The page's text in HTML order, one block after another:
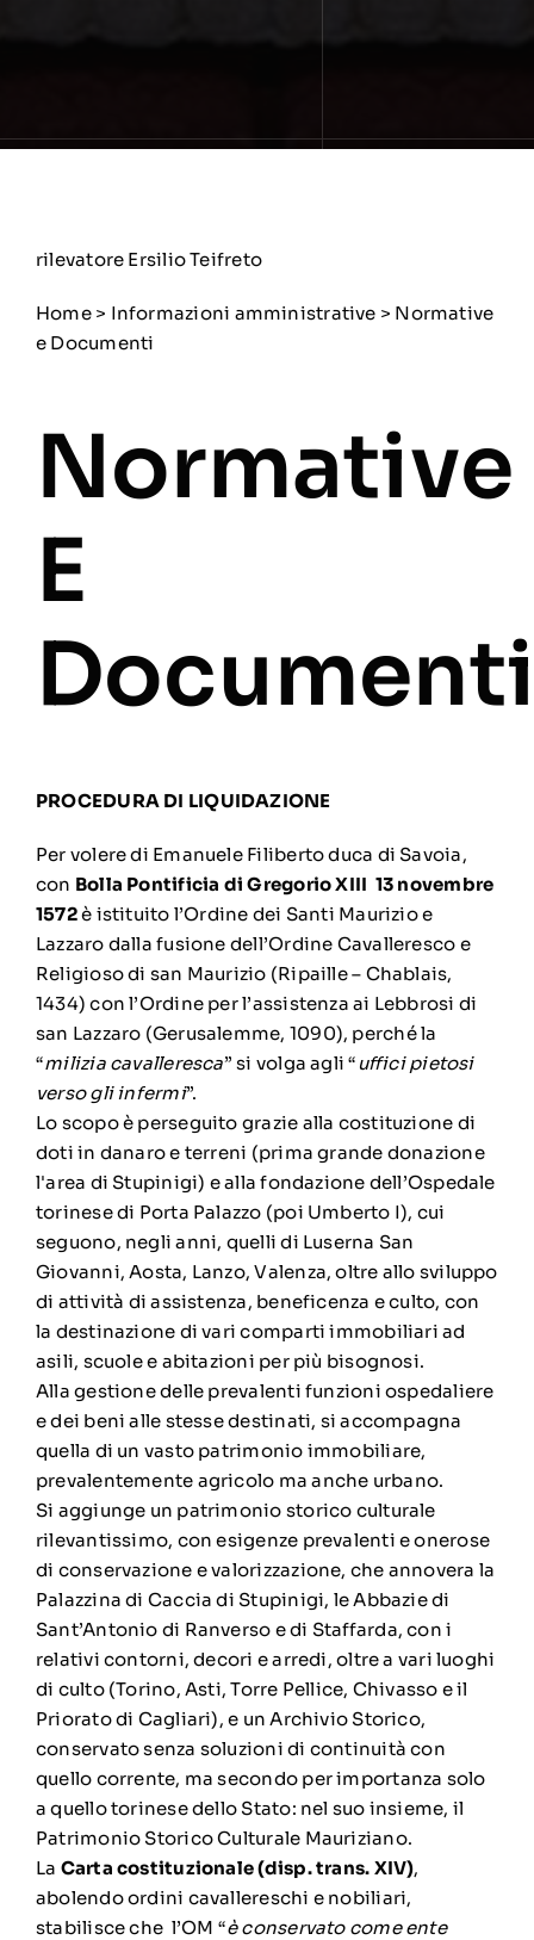
rilevatore Ersilio Teifreto
Home> Informazioni amministrative > Normative
e Documenti
Normative
E
PROCEDURA DI LIQUIDAZIONE
Per volere di Emanuele Filiberto duca di Savoia,
con Bolla Pontificia di Gregorio XIII 13 novembre
1572è istituito l’Ordine dei Santi Maurizio e
Lazzaro dalla fusione dell’Ordine Cavalleresco e
Religioso di san Maurizio (Ripaille – Chablais,
1434) con l’Ordine per l’assistenza ai Lebbrosi di
san Lazzaro (Gerusalemme, 1090), perché la
“milizia cavalleresca” si volga agli “ uffici pietosi
verso gli infermi”.
Lo scopo è perseguito grazie alla costituzione di
doti in danaro e terreni (prima grande donazione
l'area di Stupinigi) e alla fondazione dell’Ospedale
torinese di Porta Palazzo (poi Umberto I), cui
seguono, negli anni, quelli di Luserna San
Giovanni, Aosta, Lanzo, Valenza, oltre allo sviluppo
di attività di assistenza, beneficenza e culto, con
la destinazione di vari comparti immobiliari ad
asili, scuole e abitazioni per più bisognosi.
Alla gestione delle prevalenti funzioni ospedaliere
e dei beni alle stesse destinati, si accompagna
quella di un vasto patrimonio immobiliare,
prevalentemente agricolo ma anche urbano.
Si aggiunge un patrimonio storico culturale
rilevantissimo, con esigenze prevalenti e onerose
di conservazione e valorizzazione, che annovera la
Palazzina di Caccia di Stupinigi, le Abbazie di
Sant’Antonio di Ranverso e di Staffarda, con i
relativi contorni, decori e arredi, oltre a vari luoghi
di culto (Torino, Asti, Torre Pellice, Chivasso e il
Priorato di Cagliari), e un Archivio Storico,
conservato senza soluzioni di continuità con
quello corrente, ma secondo per importanza solo
a quello torinese dello Stato: nel suo insieme, il
Patrimonio Storico Culturale Mauriziano.
La Carta costituzionale (disp. trans. XIV),
abolendo ordini cavallereschi e nobiliari,
stabilisce che l’OM “è conservato come ente